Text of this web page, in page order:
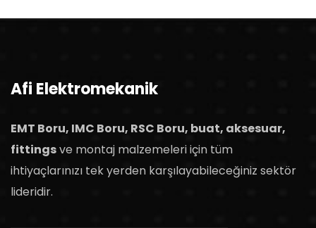
Afi Elektromekanik
EMT Boru, IMC Boru, RSC Boru, buat, aksesuar,
fittingsve montaj malzemeleri için tüm
ihtiyaçlarınızı tek yerden karşılayabileceğiniz sektör
lideridir.